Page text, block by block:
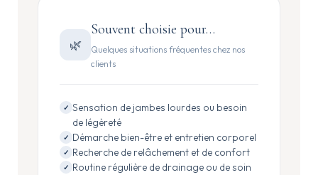
🌿
Souvent choisie pour…
Quelques situations fréquentes chez nos
clients
✓ Sensation de jambes lourdes ou besoin
de légèreté
✓ Démarche bien-être et entretien corporel
✓ Recherche de relâchement et de confort
✓ Routine régulière de drainage ou de soin